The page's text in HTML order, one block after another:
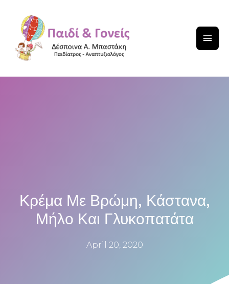
Κρέμα Με Βρώμη, Κάστανα,
Μήλο Και Γλυκοπατάτα
April 20, 2020